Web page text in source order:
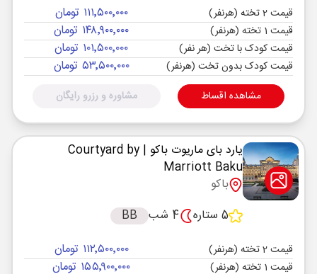
قیمت 2 تخته (هرنفر) ۱۱۱٬۵۰۰٬۰۰۰ تومان
قیمت 1 تخته (هرنفر) ۱۴۸٬۹۰۰٬۰۰۰ تومان
قیمت کودک با تخت (هر نفر) ۱۰۱٬۵۰۰٬۰۰۰ تومان
قیمت کودک بدون تخت (هرنفر) ۵۳٬۵۰۰٬۰۰۰ تومان
مشاهده اقساط مشاوره و رزرو رایگان
یارد بای ماریوت باکو
| Courtyard by
Marriott Baku
باکو
5 ستاره
4 شب BB
قیمت 2 تخته (هرنفر) ۱۱۲٬۵۰۰٬۰۰۰ تومان
قیمت 1 تخته (هرنفر) ۱۵۵٬۹۰۰٬۰۰۰ تومان